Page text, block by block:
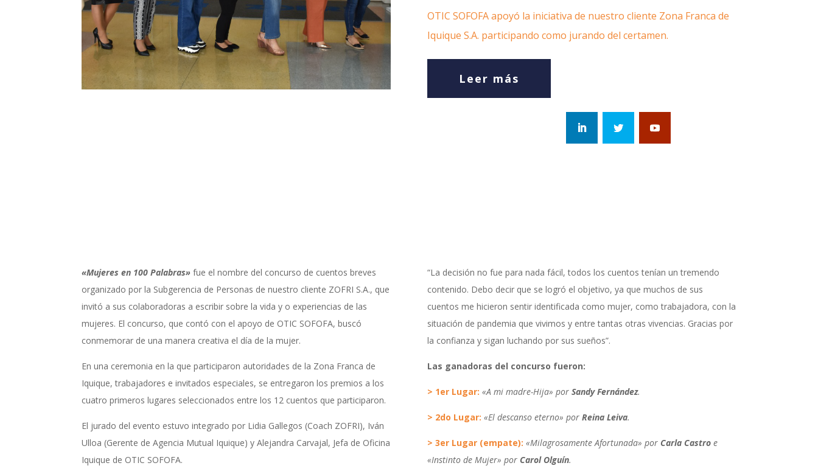
OTIC SOFOFA apoyó la iniciativa de nuestro cliente Zona Franca de
Iquique S.A. participando como jurando del certamen.
Leer más
«Mujeres en 100 Palabras» fue el nombre del concurso de cuentos breves
organizado por la Subgerencia de Personas de nuestro cliente ZOFRI S.A., que
invitó a sus colaboradoras a escribir sobre la vida y o experiencias de las
mujeres. El concurso, que contó con el apoyo de OTIC SOFOFA, buscó
conmemorar de una manera creativa el día de la mujer.
En una ceremonia en la que participaron autoridades de la Zona Franca de
Iquique, trabajadores e invitados especiales, se entregaron los premios a los
cuatro primeros lugares seleccionados entre los 12 cuentos que participaron.
El jurado del evento estuvo integrado por Lidia Gallegos (Coach ZOFRI), Iván
Ulloa (Gerente de Agencia Mutual Iquique) y Alejandra Carvajal, Jefa de Oficina
Iquique de OTIC SOFOFA.
“La decisión no fue para nada fácil, todos los cuentos tenían un tremendo
contenido. Debo decir que se logró el objetivo, ya que muchos de sus
cuentos me hicieron sentir identificada como mujer, como trabajadora, con la
situación de pandemia que vivimos y entre tantas otras vivencias. Gracias por
la confianza y sigan luchando por sus sueños”.
Las ganadoras del concurso fueron:
> 1er Lugar: «A mi madre-Hija» por Sandy Fernández.
> 2do Lugar: «El descanso eterno» por Reina Leiva.
> 3er Lugar (empate): «Milagrosamente Afortunada» por Carla Castroe
«Instinto de Mujer» por Carol Olguín.